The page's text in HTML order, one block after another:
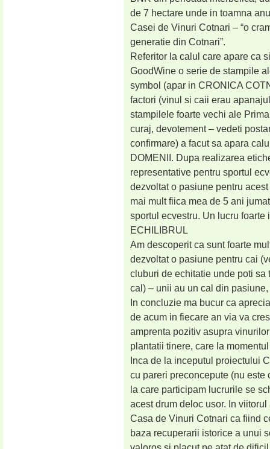
de 7 hectare unde in toamna
Casei de Vinuri Cotnari – “o
generatie din Cotnari”.
Referitor la calul care apare ca
GoodWine o serie de stampile
symbol (apar in CRONICA
factori (vinul si caii erau
stampilele foarte vechi ale
curaj, devotement – vedeti
confirmare) a facut sa apara
DOMENII. Dupa realizarea
representative pentru sportul
dezvoltat o pasiune pentru
mai mult fiica mea de 5 ani
sportul ecvestru. Un lucru
ECHILIBRUL
Am descoperit ca sunt foarte
dezvoltat o pasiune pentru cai
cluburi de echitatie unde poti sa
cal) – unii au un cal din
In concluzie ma bucur ca
de acum in fiecare an via va
amprenta pozitiv asupra
plantatii tinere, care la
Inca de la inceputul proiectului
cu pareri preconcepute (nu este
la care participam lucrurile se
acest drum deloc usor. In
Casa de Vinuri Cotnari ca fiind
baza recuperarii istorice a unui